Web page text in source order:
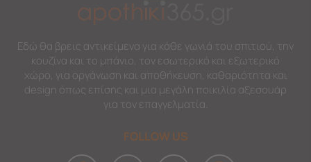
Εδώ θα βρεις αντικείμενα για κάθε γωνιά του σπιτιού, την
κουζίνα και το μπάνιο, τον εσωτερικό και εξωτερικό
χώρο, για οργάνωση και αποθήκευση, καθαριότητα και
design όπως επίσης και μια μεγάλη ποικιλία αξεσουάρ
για τον επαγγελματία.
FOLLOW US